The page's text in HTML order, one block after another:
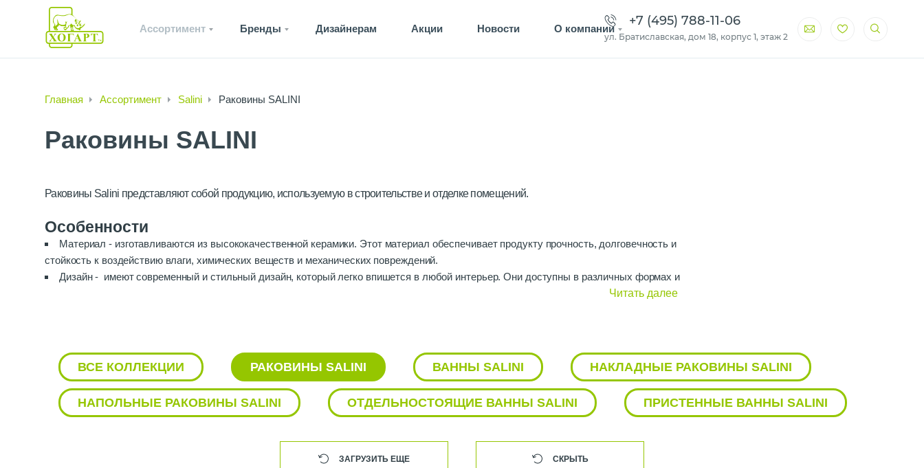
Ассортимент Бренды Дизайнерам Акции Новости О компании
+7 (495) 788-11-06
ул. Братиславская, дом 18, корпус 1, этаж 2
Главная Ассортимент Salini Раковины SALINI
Раковины SALINI
Раковины Salini представляют собой продукцию, используемую в строительстве и отделке помещений.
Особенности
Материал - изготавливаются из высококачественной керамики. Этот материал обеспечивает продукту прочность, долговечность и
стойкость к воздействию влаги, химических веществ и механических повреждений.
Дизайн - имеют современный и стильный дизайн, который легко впишется в любой интерьер. Они доступны в различных формах и
размерах, чтобы удовлетворить потребности каждого клиента. Также есть возможность выбора из разных цветов и оттенков, чтобы создать
образование бактерий.
Легкость установки - разработаны таким образом, чтобы быть легкими в установке. Они поставляются с монтажными элементами и
подробными инструкциями, что делает процесс установки быстрым и простым.
Устойчивость к ударам и царапинам - благодаря керамическому материалу, раковины Salini имеют высокую степень устойчивости к
Легкость ухода - легко чистятся и поддерживаются в чистоте. Для удаления загрязнений достаточно использовать обычные моющие
средства и мягкую губку. Материал также устойчив к пятнам, что делает уход за продуктом еще проще.
Читать далее
ВСЕ КОЛЛЕКЦИИ РАКОВИНЫ SALINI ВАННЫ SALINI НАКЛАДНЫЕ РАКОВИНЫ SALINI
НАПОЛЬНЫЕ РАКОВИНЫ SALINI ОТДЕЛЬНОСТОЯЩИЕ ВАННЫ SALINI ПРИСТЕННЫЕ ВАННЫ SALINI
ЗАГРУЗИТЬ ЕЩЕ СКРЫТЬ